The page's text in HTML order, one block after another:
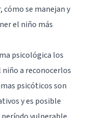
cómo se manejan y
el niño más
psicológica los
a reconocerlos
psicóticos son
y es posible